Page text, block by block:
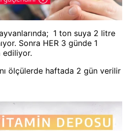
1 ton suya 2 litre
Sonra HER 3 günde 1
ediliyor.
ölçülerde haftada 2 gün verilir